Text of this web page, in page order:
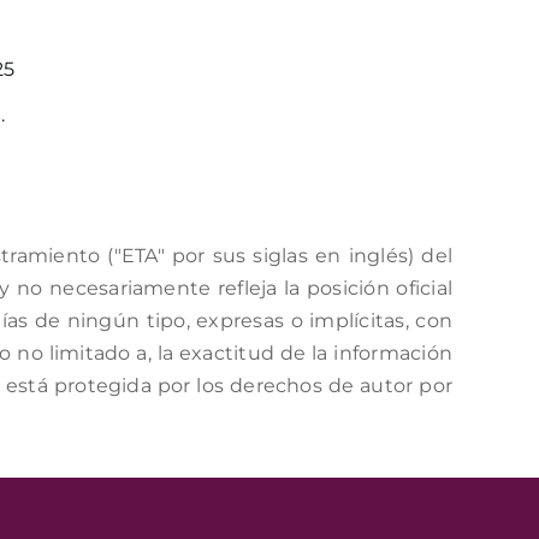
("ETA" por sus siglas en inglés) del
no necesariamente refleja la posición oficial
de ningún tipo, expresas o implícitas, con
no limitado a, la exactitud de la información
protegida por los derechos de autor por